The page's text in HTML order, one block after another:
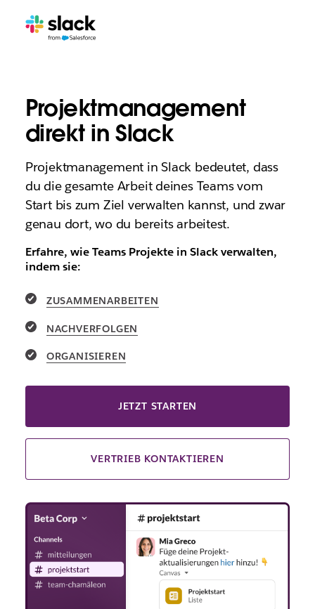
Projektmanagement
direkt in Slack
Projektmanagement in Slack bedeutet, dass
du die gesamte Arbeit deines Teams vom
Start bis zum Ziel verwalten kannst, und zwar
genau dort, wo du bereits arbeitest.
Erfahre, wie Teams Projekte in Slack verwalten,
indem sie:
ZUSAMMENARBEITEN
NACHVERFOLGEN
ORGANISIEREN
JETZT STARTEN
VERTRIEB KONTAKTIEREN